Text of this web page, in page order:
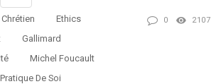
Chrétien
Ethics
Gallimard
Michel Foucault
Pratique De Soi
0 2107